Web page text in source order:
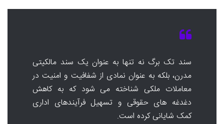
سند تک برگ نه تنها به عنوان یک سند مالکیتی
مدرن، بلکه به عنوان نمادی از شفافیت و امنیت در
معاملات ملکی شناخته می شود که به کاهش
دغدغه های حقوقی و تسهیل فرآیندهای اداری
کمک شایانی کرده است.